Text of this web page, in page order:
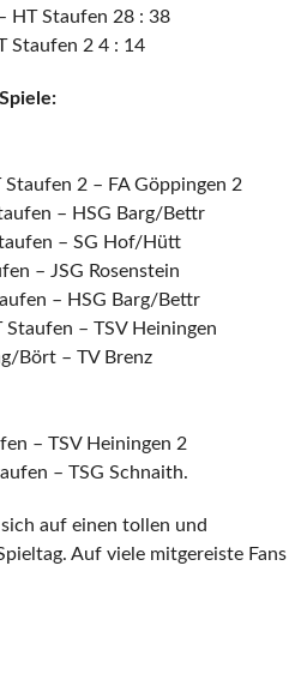
HT Staufen 28 : 38
Staufen 2 4 : 14
2 – FA Göppingen 2
– HSG Barg/Bettr
– SG Hof/Hütt
– JSG Rosenstein
– HSG Barg/Bettr
– TSV Heiningen
Bört – TV Brenz
– TSV Heiningen 2
– TSG Schnaith.
auf einen tollen und
Auf viele mitgereiste Fans